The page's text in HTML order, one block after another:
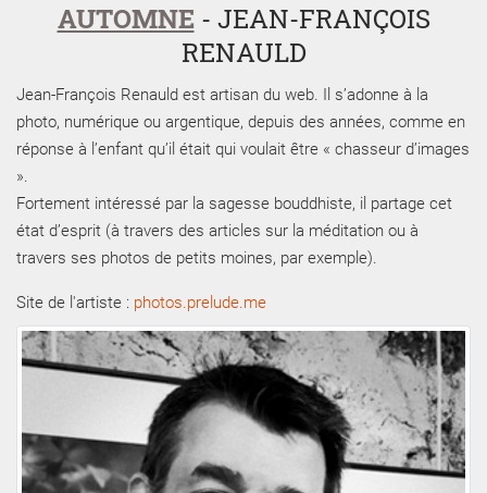
AUTOMNE - JEAN-FRANÇOIS
RENAULD
Jean-François Renauld est artisan du web. Il s’adonne à la
photo, numérique ou argentique, depuis des années, comme en
réponse à l’enfant qu’il était qui voulait être « chasseur d’images
».
Fortement intéressé par la sagesse bouddhiste, il partage cet
état d’esprit (à travers des articles sur la méditation ou à
travers ses photos de petits moines, par exemple).
Site de l'artiste : photos.prelude.me